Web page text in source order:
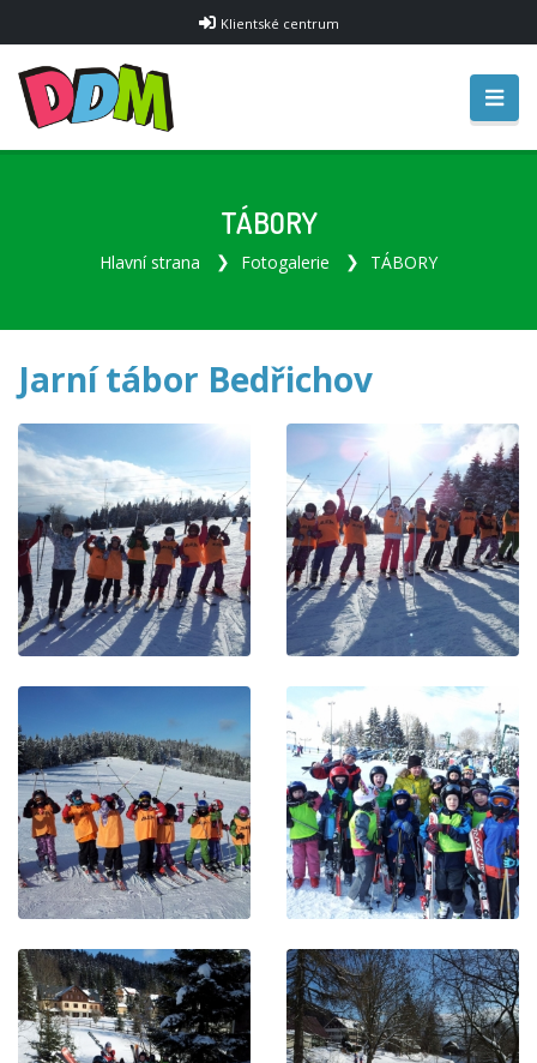
Klientské centrum
TÁBORY
Hlavní strana Fotogalerie TÁBORY
Jarní tábor Bedřichov